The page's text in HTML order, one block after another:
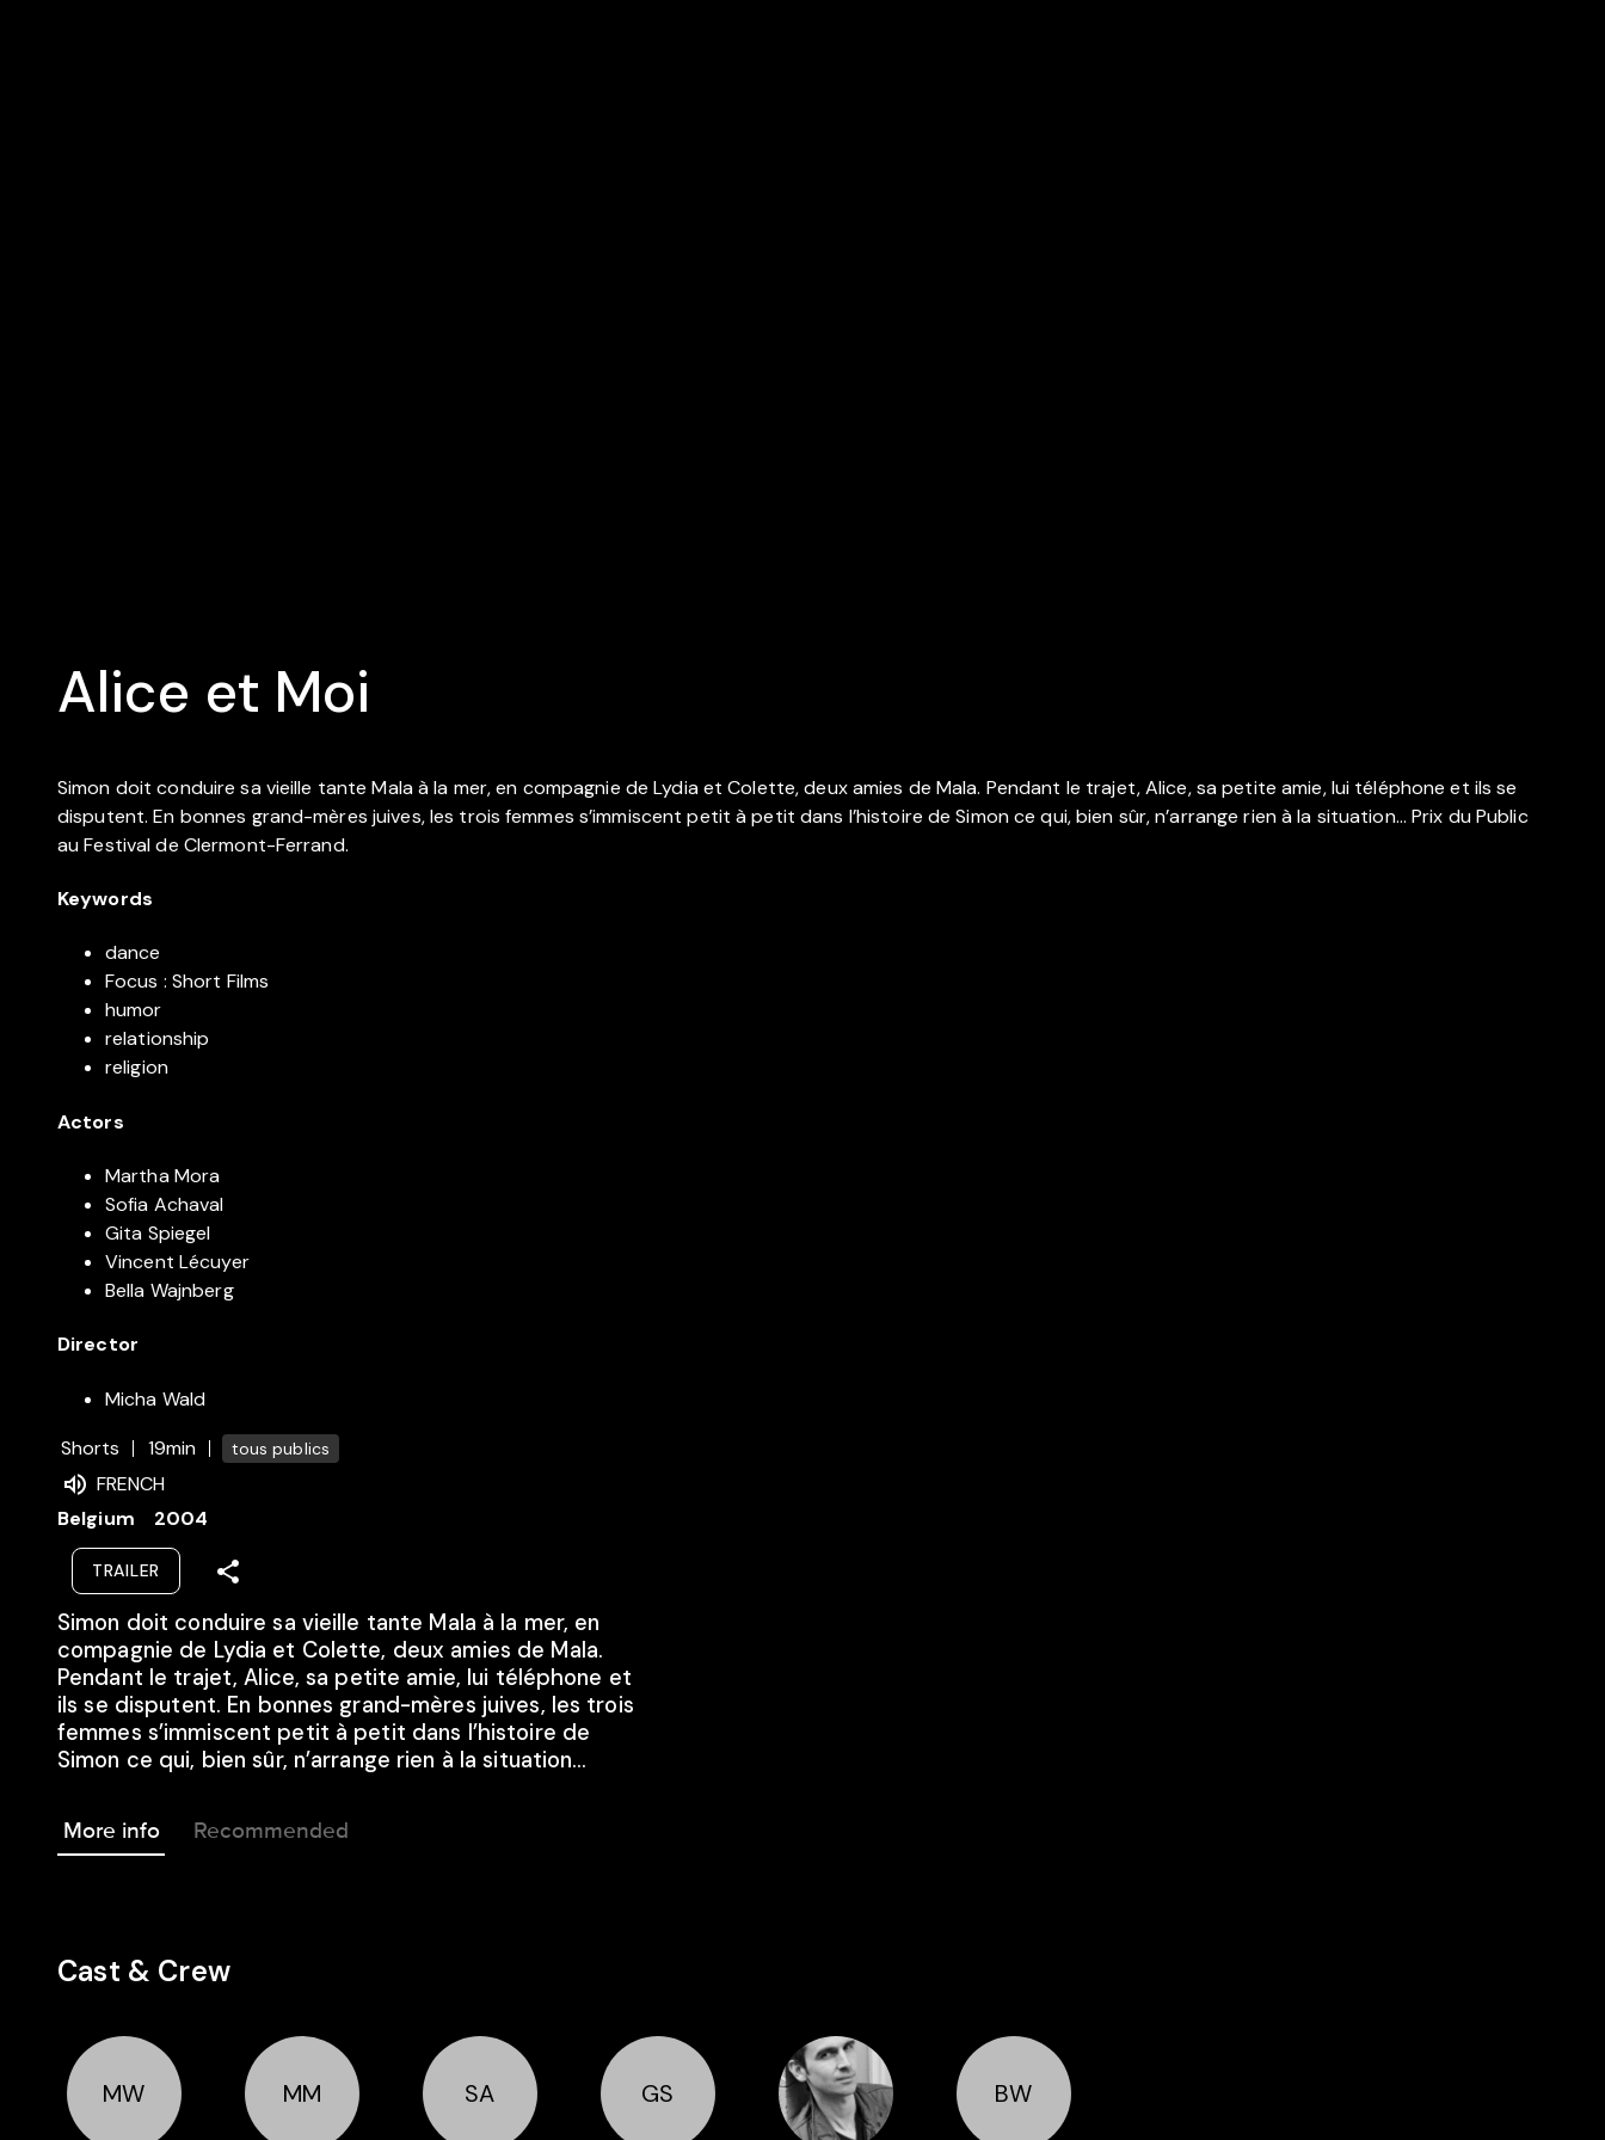
Alice et Moi
Simon doit conduire sa vieille tante Mala à la mer, en compagnie de Lydia et Colette, deux amies de Mala. Pendant le trajet, Alice, sa petite amie, lui téléphone et ils se
disputent. En bonnes grand-mères juives, les trois femmes s’immiscent petit à petit dans l’histoire de Simon ce qui, bien sûr, n’arrange rien à la situation… Prix du Public
au Festival de Clermont-Ferrand.
Keywords
dance
Focus : Short Films
humor
relationship
religion
Actors
Martha Mora
Sofia Achaval
Gita Spiegel
Vincent Lécuyer
Bella Wajnberg
Director
Micha Wald
Shorts
19min tous publics
FRENCH
Belgium
2004
TRAILER
Simon doit conduire sa vieille tante Mala à la mer, en
compagnie de Lydia et Colette, deux amies de Mala.
Pendant le trajet, Alice, sa petite amie, lui téléphone et
ils se disputent. En bonnes grand-mères juives, les trois
femmes s’immiscent petit à petit dans l’histoire de
Simon ce qui, bien sûr, n’arrange rien à la situation…
More info Recommended
Cast & Crew
MW MM SA GS BW